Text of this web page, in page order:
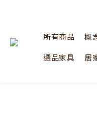
所有商品 概
選品家具
居